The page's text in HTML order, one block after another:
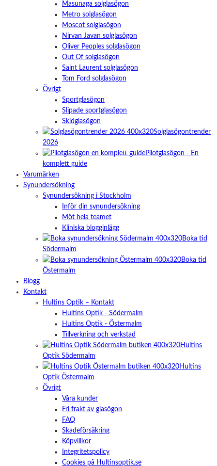
Masunaga solglasögon
Metro solglasögon
Moscot solglasögon
Nirvan Javan solglasögon
Oliver Peoples solglasögon
Out Of solglasögon
Saint Laurent solglasögon
Tom Ford solglasögon
Övrigt
Sportglasögon
Slipade sportglasögon
Skidglasögon
Solglasögontrender
2026
Pilotglasögon - En
komplett guide
Varumärken
Synundersökning
Synundersökning i Stockholm
Inför din synundersökning
Möt hela teamet
Kliniska blogginlägg
Boka tid
Södermalm
Boka tid
Östermalm
Blogg
Kontakt
Hultins Optik – Kontakt
Hultins Optik - Södermalm
Hultins Optik - Östermalm
Tillverkning och verkstad
Hultins
Optik Södermalm
Hultins
Optik Östermalm
Övrigt
Våra kunder
Fri frakt av glasögon
FAQ
Skadeförsäkring
Köpvillkor
Integritetspolicy
Cookies på Hultinsoptik.se